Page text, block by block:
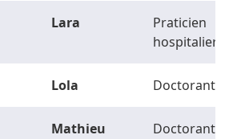
Lara
Praticien
hospitalier
Lola Doctorant
Mathieu Doctorant